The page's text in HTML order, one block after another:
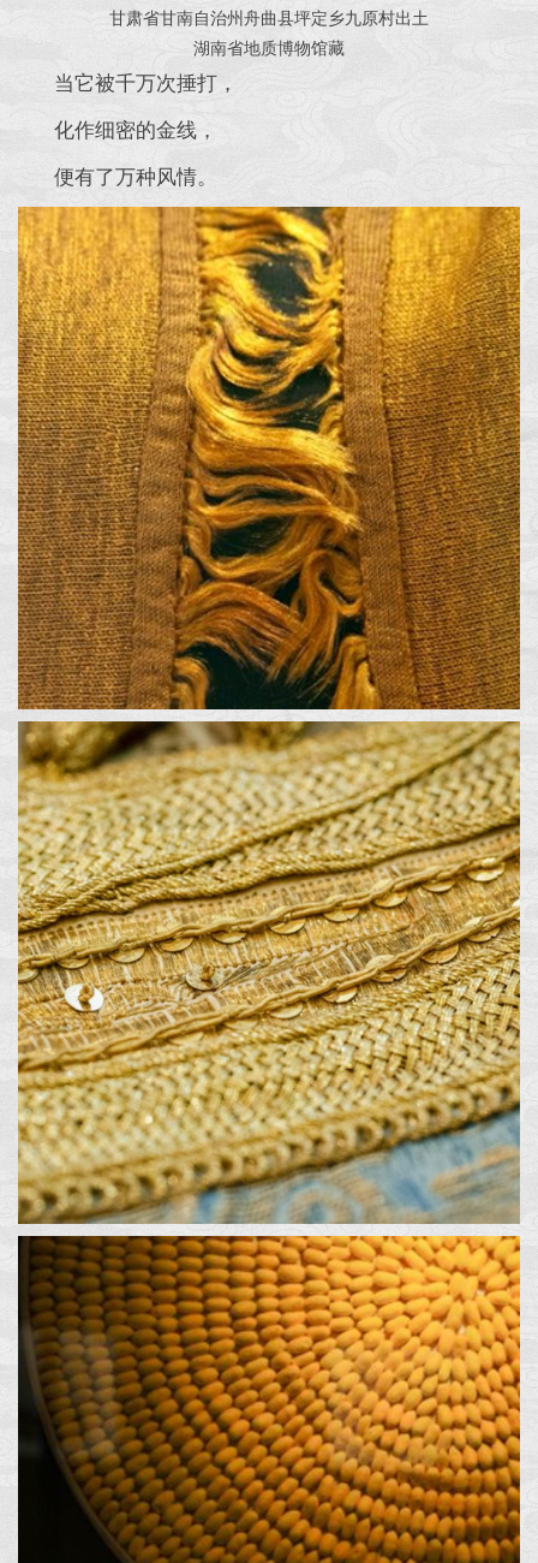
甘肃省甘南自治州舟曲县坪定乡九原村出土
湖南省地质博物馆藏
当它被千万次捶打，
化作细密的金线，
便有了万种风情。